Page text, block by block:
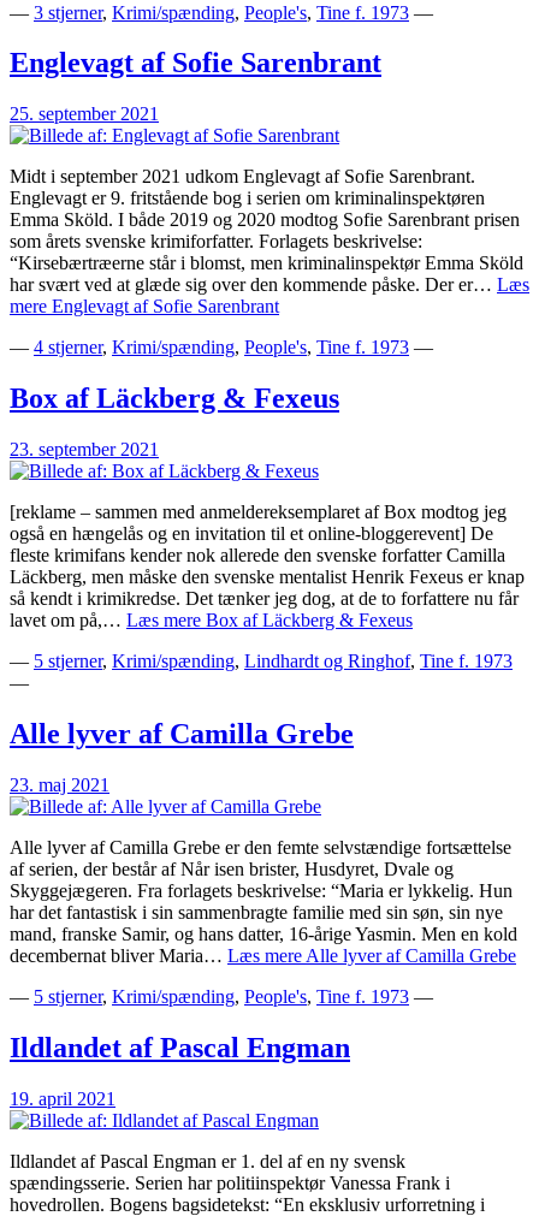
— 3 stjerner, Krimi/spænding, People's, Tine f. 1973 —
Englevagt af Sofie Sarenbrant
25. september 2021
Midt i september 2021 udkom Englevagt af Sofie Sarenbrant.
Englevagt er 9. fritstående bog i serien om kriminalinspektøren
Emma Sköld. I både 2019 og 2020 modtog Sofie Sarenbrant prisen
som årets svenske krimiforfatter. Forlagets beskrivelse:
“Kirsebærtræerne står i blomst, men kriminalinspektør Emma Sköld
har svært ved at glæde sig over den kommende påske. Der er… Læs
mere Englevagt af Sofie Sarenbrant
— 4 stjerner, Krimi/spænding, People's, Tine f. 1973 —
Box af Läckberg & Fexeus
23. september 2021
[reklame – sammen med anmeldereksemplaret af Box modtog jeg
også en hængelås og en invitation til et online-bloggerevent] De
fleste krimifans kender nok allerede den svenske forfatter Camilla
Läckberg, men måske den svenske mentalist Henrik Fexeus er knap
så kendt i krimikredse. Det tænker jeg dog, at de to forfattere nu får
lavet om på,… Læs mere Box af Läckberg & Fexeus
— 5 stjerner, Krimi/spænding, Lindhardt og Ringhof, Tine f. 1973
—
Alle lyver af Camilla Grebe
23. maj 2021
Alle lyver af Camilla Grebe er den femte selvstændige fortsættelse
af serien, der består af Når isen brister, Husdyret, Dvale og
Skyggejægeren. Fra forlagets beskrivelse: “Maria er lykkelig. Hun
har det fantastisk i sin sammenbragte familie med sin søn, sin nye
mand, franske Samir, og hans datter, 16-årige Yasmin. Men en kold
decembernat bliver Maria… Læs mere Alle lyver af Camilla Grebe
— 5 stjerner, Krimi/spænding, People's, Tine f. 1973 —
Ildlandet af Pascal Engman
19. april 2021
Ildlandet af Pascal Engman er 1. del af en ny svensk
spændingsserie. Serien har politiinspektør Vanessa Frank i
hovedrollen. Bogens bagsidetekst: “En eksklusiv urforretning i